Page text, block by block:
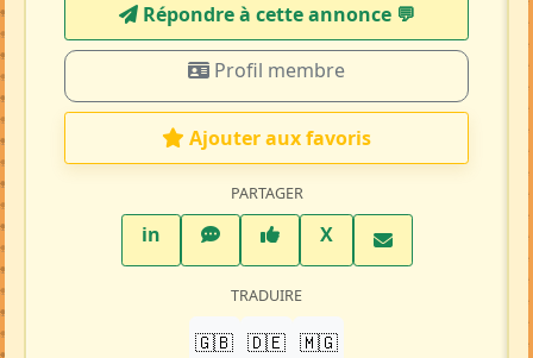
Répondre à cette annonce 💬​
Profil membre
Ajouter aux favoris
PARTAGER
inLinkedInWhatsAppFacebook
XTwitter X
TRADUIRE
🇬🇧 🇩🇪 🇲🇬